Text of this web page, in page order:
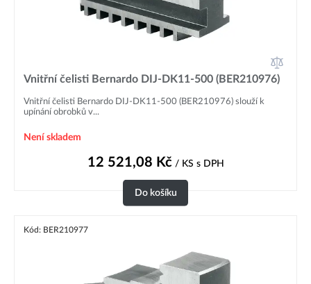
Vnitřní čelisti Bernardo DIJ-DK11-500 (BER210976)
Vnitřní čelisti Bernardo DIJ-DK11-500 (BER210976) slouží k
upínání obrobků v...
Není skladem
12 521,08 Kč/ KS s DPH
Do košíku
Kód: BER210977